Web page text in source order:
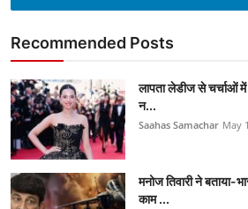
Recommended Posts
लापता लेडीज से चर्चाओं
न...
Saahas Samachar May
मनोज तिवारी ने बताया-
काम ...